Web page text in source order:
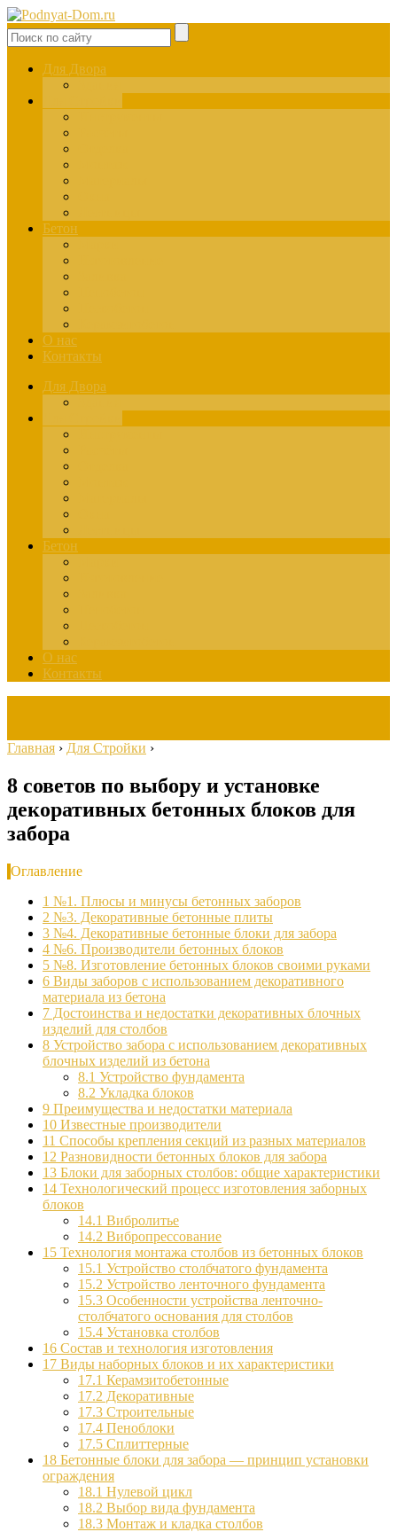
Для Двора
Бетон
О нас
Контакты
Для Двора
Бетон
О нас
Контакты
Главная › Для Стройки ›
8 советов по выбору и установке
декоративных бетонных блоков для
забора
Оглавление
1 №1. Плюсы и минусы бетонных заборов
2 №3. Декоративные бетонные плиты
3 №4. Декоративные бетонные блоки для забора
4 №6. Производители бетонных блоков
5 №8. Изготовление бетонных блоков своими руками
6 Виды заборов с использованием декоративного
материала из бетона
7 Достоинства и недостатки декоративных блочных
изделий для столбов
8 Устройство забора с использованием декоративных
блочных изделий из бетона
8.1 Устройство фундамента
8.2 Укладка блоков
9 Преимущества и недостатки материала
10 Известные производители
11 Способы крепления секций из разных материалов
12 Разновидности бетонных блоков для забора
13 Блоки для заборных столбов: общие характеристики
14 Технологический процесс изготовления заборных
блоков
14.1 Вибролитье
14.2 Вибропрессование
15 Технология монтажа столбов из бетонных блоков
15.1 Устройство столбчатого фундамента
15.2 Устройство ленточного фундамента
15.3 Особенности устройства ленточно-
столбчатого основания для столбов
15.4 Установка столбов
16 Состав и технология изготовления
17 Виды наборных блоков и их характеристики
17.1 Керамзитобетонные
17.2 Декоративные
17.3 Строительные
17.4 Пеноблоки
17.5 Сплиттерные
18 Бетонные блоки для забора — принцип установки
ограждения
18.1 Нулевой цикл
18.2 Выбор вида фундамента
18.3 Монтаж и кладка столбов